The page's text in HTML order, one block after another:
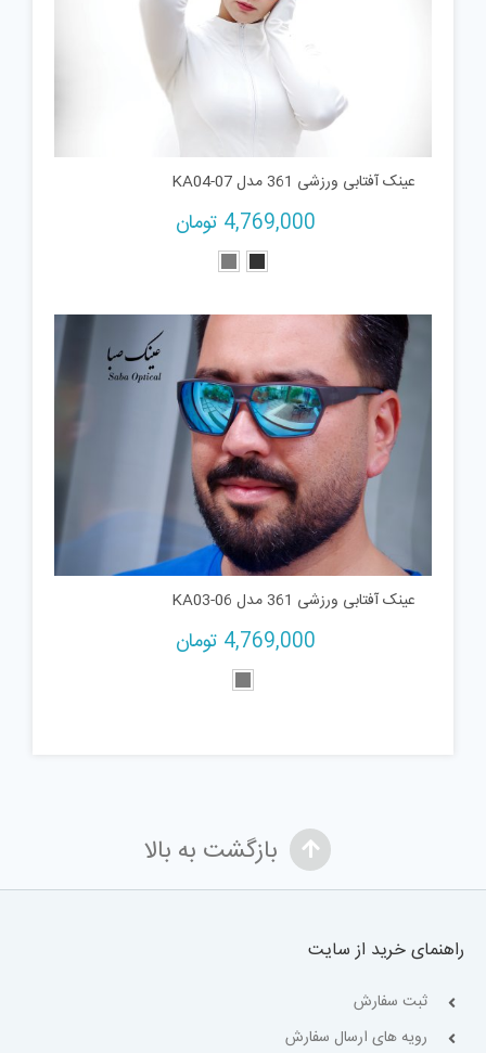
عینک آفتابی ورزشی 361 مدل KA04-07
4,769,000 تومان
عینک آفتابی ورزشی 361 مدل KA03-06
4,769,000 تومان
بازگشت به بالا
راهنمای خرید از سایت
ثبت سفارش
رویه های ارسال سفارش